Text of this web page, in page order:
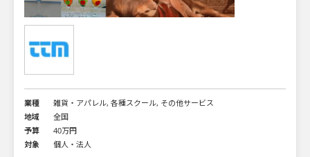
業種
雑貨・アパレル, 各種スクール, その他サービス
地域
全国
予算
40万円
対象
個人・法人